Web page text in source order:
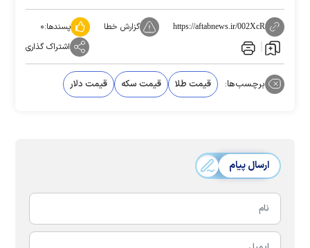
https://aftabnews.ir/002XcR گزارش خطا پسندها:۰
اشتراک گذاری
برچسب‌ها: قیمت طلا قیمت سکه قیمت دلار
ارسال پیام